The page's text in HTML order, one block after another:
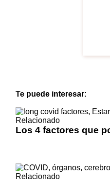
Te puede interesar:
Relacionado
Los 4 factores que
Relacionado